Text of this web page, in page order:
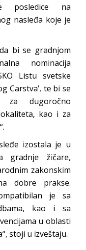
posledice na
nasleđa koje je
bi se gradnjom
nominacija
Listu svetske
Carstva’, te bi se
za dugoročno
kao i za
izostala je u
gradnje žičare,
zakonskim
dobre prakse.
je sa
kao i sa
u oblasti
stoji u izveštaju.